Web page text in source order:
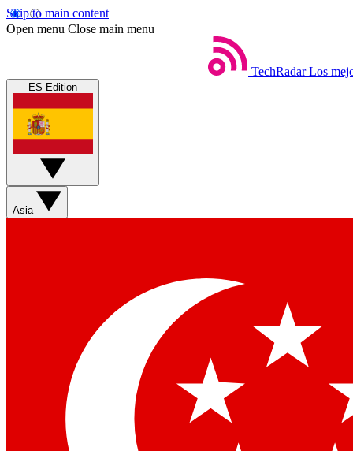
Skip to main content
Open menu Close main menu
TechRadar Los
ES Edition
Asia